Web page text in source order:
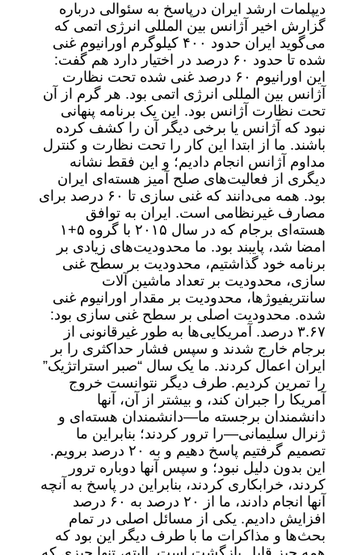
دیپلمات ارشد ایران درپاسخ به سئوالی درباره
گزارش اخیر آژانس بین المللی انرژی اتمی که
می‌گوید ایران حدود ۴۰۰ کیلوگرم اورانیوم غنی
شده تا حدود ۶۰ درصد در اختیار دارد هم گفت:
این اورانیوم ۶۰ درصد غنی شده تحت نظارت
آژانس بین المللی انرژی اتمی بود. هر گرم از آن
تحت نظارت آژانس بود. این یک برنامه پنهانی
نبود که آژانس یا برخی دیگر آن را کشف کرده
باشند. ما از ابتدا این کار را تحت نظارت و کنترل
مداوم آژانس انجام دادیم؛ و این فقط نشانه
دیگری از فعالیت‌های صلح آمیز هسته‌ای ایران
بود. همه می‌دانند که غنی سازی تا ۶۰ درصد برای
مصارف غیرنظامی است. ایران به توافق
هسته‌ای برجام که در سال ۲۰۱۵ با گروه ۵+۱
امضا شد، پایبند بود. ما محدودیت‌های زیادی بر
برنامه خود گذاشتیم، محدودیت بر سطح غنی
سازی، محدودیت بر تعداد ماشین آلات
سانتریفیوژها، محدودیت بر مقدار اورانیوم غنی
شده. محدودیت اصلی بر سطح غنی سازی بود:
۳.۶۷ درصد. آمریکایی‌ها به طور غیرقانونی از
برجام خارج شدند و سپس فشار حداکثری را بر
ایران اعمال کردند. ما یک سال “صبر استراتژیک”
را تمرین کردیم. طرف دیگر نتوانست خروج
آمریکا را جبران کند، و بیشتر از آن، آنها
دانشمندان برجسته ما—دانشمندان هسته‌ای و
ژنرال سلیمانی—را ترور کردند؛ بنابراین ما
تصمیم گرفتیم پاسخ دهیم و به ۲۰ درصد برویم.
این بدون دلیل نبود؛ و سپس آنها دوباره ترور
کردند، خرابکاری کردند، بنابراین در پاسخ به آنچه
آنها انجام دادند، ما از ۲۰ درصد به ۶۰ درصد
افزایش دادیم. یکی از مسائل اصلی در تمام
بحث‌ها و مذاکرات ما با طرف دیگر این بود که